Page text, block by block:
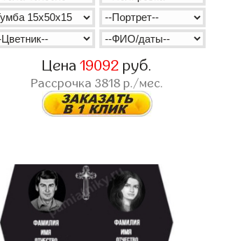
Цена19092 руб.
Рассрочка 3818 р./мес.